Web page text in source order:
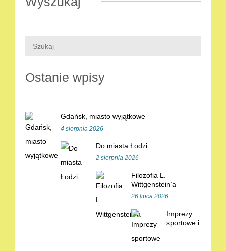
Ostanie wpisy
Gdańsk, miasto wyjątkowe
4 sierpnia 2026
Do miasta Łodzi
2 sierpnia 2026
Filozofia L.
Wittgenstein’a
26 lipca 2026
Imprezy
sportowe i